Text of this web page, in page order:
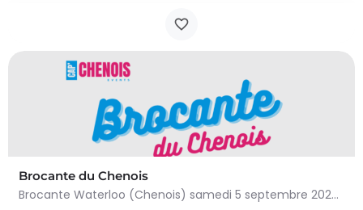
Brocante du Chenois
Brocante Waterloo (Chenois) samedi 5 septembre 2026 (8 à 16h) L’asbl Cap’Chenois vous propose de vendre et…